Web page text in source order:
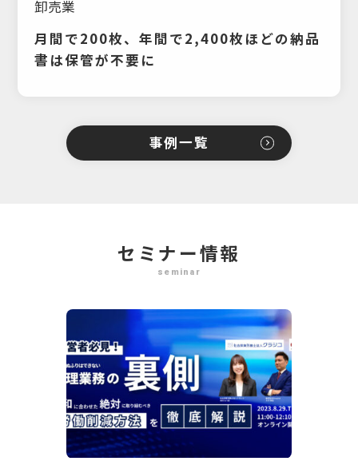
卸売業
月間で200枚、年間で2,400枚ほどの納品
書は保管が不要に
事例一覧
セミナー情報
seminar